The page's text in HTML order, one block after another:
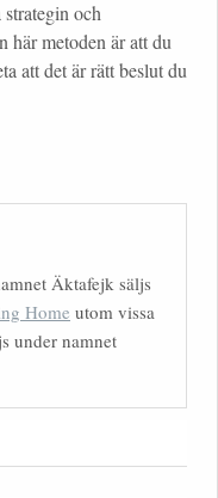
och
här metoden är att du
att det är rätt beslut du
Äktafejk säljs
Home utom vissa
under namnet